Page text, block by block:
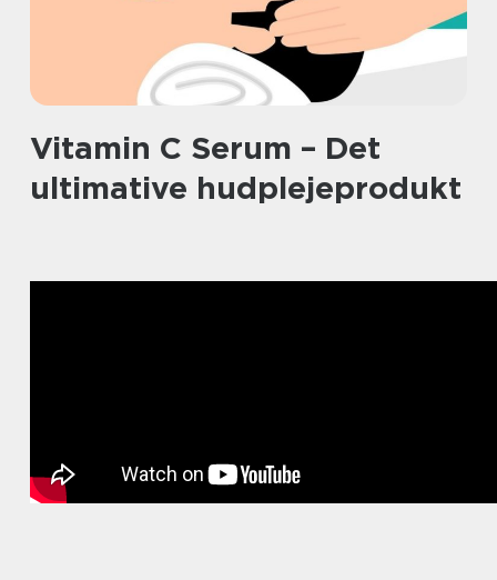
Vitamin C Serum – Det
ultimative hudplejeprodukt